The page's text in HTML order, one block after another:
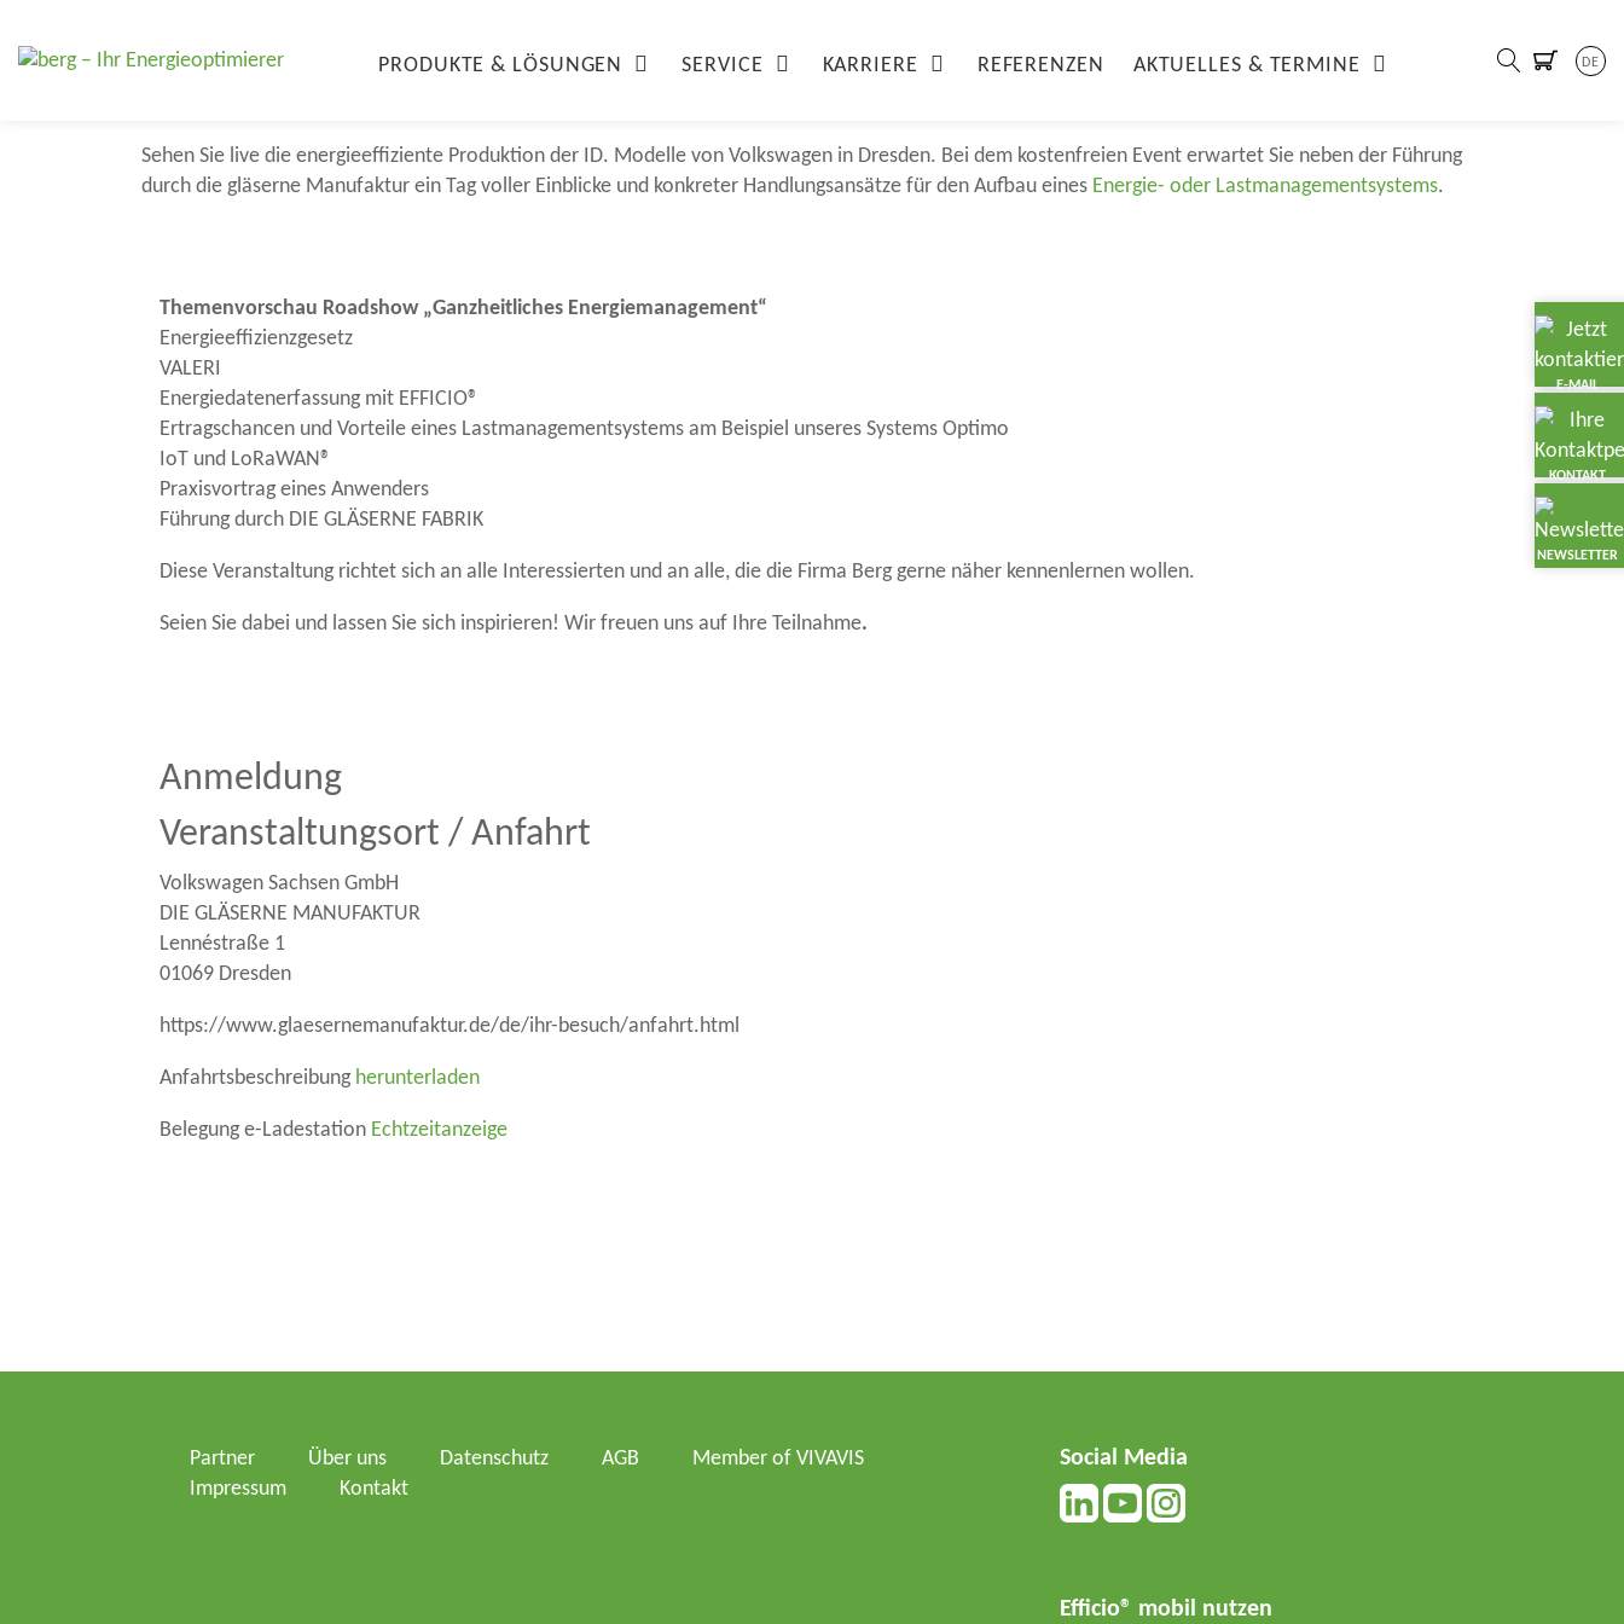
PRODUKTE & LÖSUNGEN SERVICE KARRIERE REFERENZEN AKTUELLES & TERMINE DE
Sehen Sie live die energieeffiziente Produktion der ID. Modelle von Volkswagen in Dresden. Bei dem kostenfreien Event erwartet Sie neben der Führung
durch die gläserne Manufaktur ein Tag voller Einblicke und konkreter Handlungsansätze für den Aufbau eines Energie- oder Lastmanagementsystems.
Themenvorschau Roadshow „Ganzheitliches Energiemanagement“
Energieeffizienzgesetz
VALERI
Energiedatenerfassung mit EFFICIO®
Ertragschancen und Vorteile eines Lastmanagementsystems am Beispiel unseres Systems Optimo
IoT und LoRaWAN®
Praxisvortrag eines Anwenders
Führung durch DIE GLÄSERNE FABRIK
Diese Veranstaltung richtet sich an alle Interessierten und an alle, die die Firma Berg gerne näher kennenlernen wollen.
Seien Sie dabei und lassen Sie sich inspirieren! Wir freuen uns auf Ihre Teilnahme.
Anmeldung
Veranstaltungsort / Anfahrt
Volkswagen Sachsen GmbH
DIE GLÄSERNE MANUFAKTUR
Lennéstraße 1
01069 Dresden
https://www.glaesernemanufaktur.de/de/ihr-besuch/anfahrt.html
Anfahrtsbeschreibungherunterladen
Belegung e-Ladestation Echtzeitanzeige
Partner Über uns Datenschutz AGB
Member of VIVAVIS
Impressum
Kontakt
Social Media
Efficio® mobil nutzen
E-MAIL
KONTAKT
NEWSLETTER